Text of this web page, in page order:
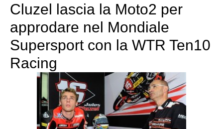
Cluzel lascia la Moto2 per
approdare nel Mondiale
Supersport con la WTR Ten10
Racing